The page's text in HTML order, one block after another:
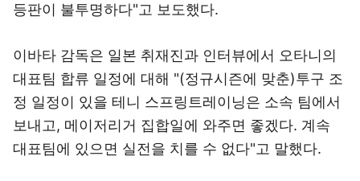
등판이 불투명하다"고 보도했다.
이바타 감독은 일본 취재진과 인터뷰에서 오타니의
대표팀 합류 일정에 대해 "(정규시즌에 맞춘)투구 조
정 일정이 있을 테니 스프링트레이닝은 소속 팀에서
보내고, 메이저리거 집합일에 와주면 좋겠다. 계속
대표팀에 있으면 실전을 치를 수 없다"고 말했다.